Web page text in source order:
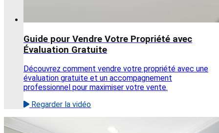
Guide pour Vendre Votre Propriété avec
Évaluation Gratuite
Découvrez comment vendre votre propriété avec une
évaluation gratuite et un accompagnement
professionnel pour maximiser votre vente.
Regarder la vidéo